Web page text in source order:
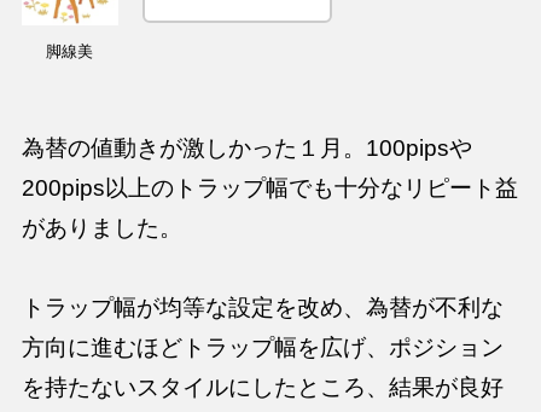
脚線美
為替の値動きが激しかった１月。100pipsや
200pips以上のトラップ幅でも十分なリピート益
がありました。
トラップ幅が均等な設定を改め、為替が不利な
方向に進むほどトラップ幅を広げ、ポジション
を持たないスタイルにしたところ、結果が良好